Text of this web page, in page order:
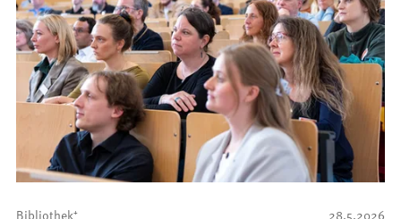
28.5.2026
Bibliothek⁺